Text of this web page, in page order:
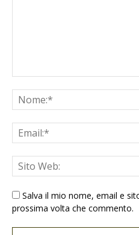
Salva il mio nome, email e
prossima volta che commento.